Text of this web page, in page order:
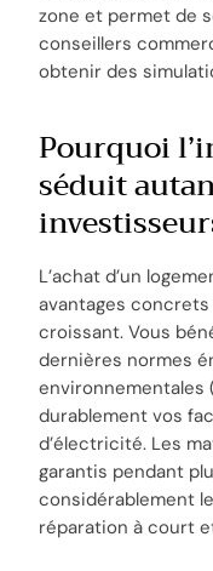
zone et permet de
conseillers
obtenir des
Pourquoi
séduit
L’achat d’un
avantages
croissant. Vous
dernières normes
environnementales
durablement vos
d’électricité. Les
garantis pendant
considérablement
réparation à court